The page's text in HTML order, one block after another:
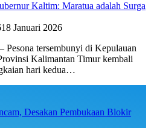
Kaltim: Maratua adalah Surga
18 Januari 2026
tersembunyi di Kepulauan
Kalimantan Timur kembali
hari kedua…